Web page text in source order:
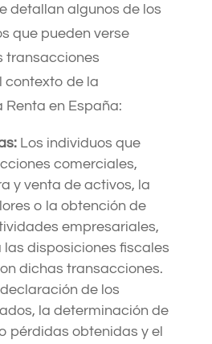
detallan algunos de los
que pueden verse
transacciones
contexto de la
Renta en España:
Los individuos que
comerciales,
y venta de activos, la
o la obtención de
empresariales,
las disposiciones fiscales
dichas transacciones.
de los
la determinación de
pérdidas obtenidas y el